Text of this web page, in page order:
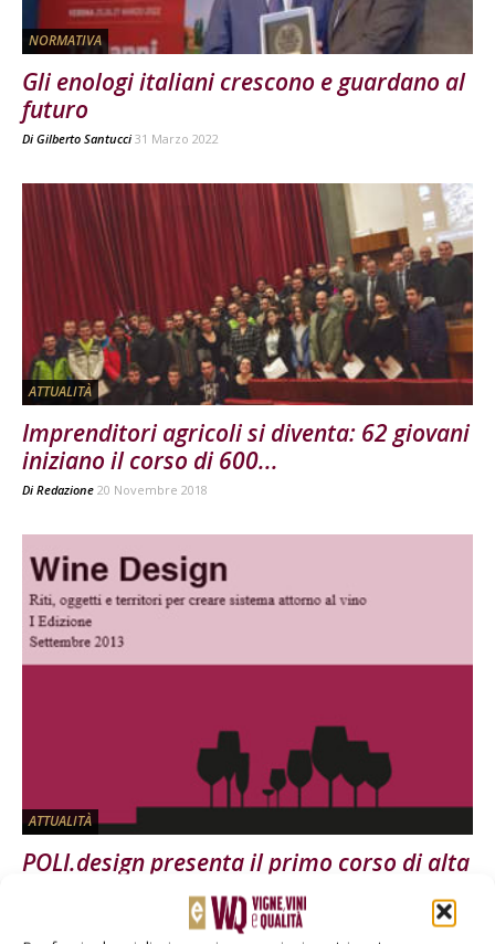
NORMATIVA
Gli enologi italiani crescono e guardano al
futuro
Di Gilberto Santucci 31 Marzo 2022
ATTUALITÀ
Imprenditori agricoli si diventa: 62 giovani
iniziano il corso di 600...
Di Redazione 20 Novembre 2018
ATTUALITÀ
POLI.design presenta il primo corso di alta
formazione in wine design